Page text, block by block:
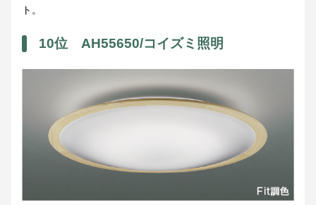
ト。
10位 AH55650/コイズミ照明